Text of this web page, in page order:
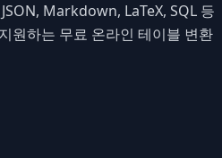
Markdown, LaTeX, SQL 등
원하는 무료 온라인 테이블 변환